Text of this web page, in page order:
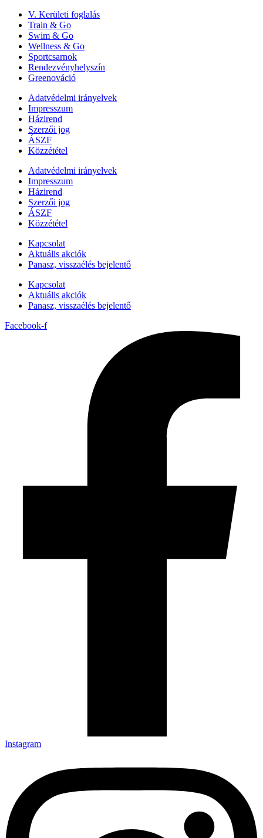
V. Kerületi foglalás
Train & Go
Swim & Go
Wellness & Go
Sportcsarnok
Rendezvényhelyszín
Greenováció
Adatvédelmi irányelvek
Impresszum
Házirend
Szerzői jog
ÁSZF
Közzététel
Adatvédelmi irányelvek
Impresszum
Házirend
Szerzői jog
ÁSZF
Közzététel
Kapcsolat
Aktuális akciók
Panasz, visszaélés bejelentő
Kapcsolat
Aktuális akciók
Panasz, visszaélés bejelentő
Facebook-f
Instagram